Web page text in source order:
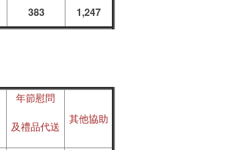
383 1,247
年節慰問
及禮品代送
其他協助